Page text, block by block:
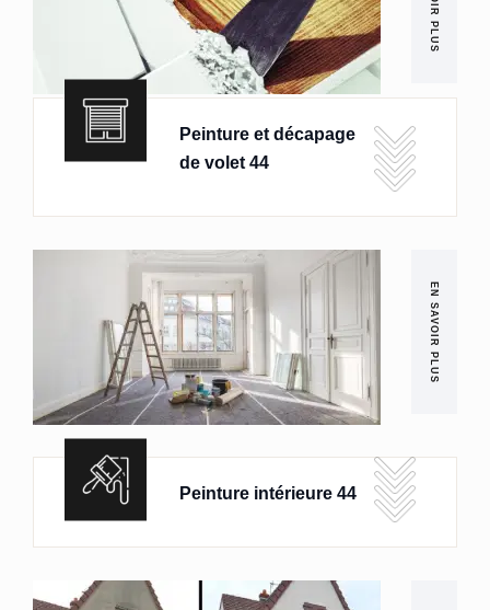
Peinture et décapage
de volet 44
EN SAVOIR PLUS
Peinture intérieure 44